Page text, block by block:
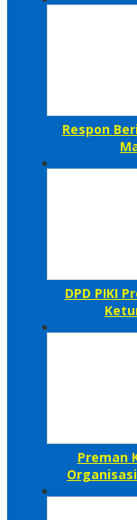
Respon
DPD PIKI
Preman